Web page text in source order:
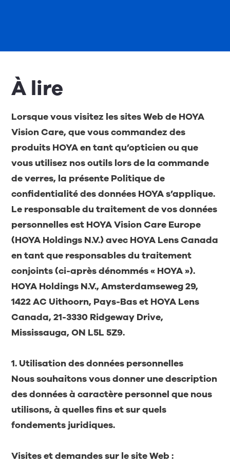
À lire
Lorsque vous visitez les sites Web de HOYA
Vision Care, que vous commandez des
produits HOYA en tant qu’opticien ou que
vous utilisez nos outils lors de la commande
de verres, la présente Politique de
confidentialité des données HOYA s’applique.
Le responsable du traitement de vos données
personnelles est HOYA Vision Care Europe
(HOYA Holdings N.V.) avec HOYA Lens Canada
en tant que responsables du traitement
conjoints (ci-après dénommés « HOYA »).
HOYA Holdings N.V., Amsterdamseweg 29,
1422 AC Uithoorn, Pays-Bas et HOYA Lens
Canada, 21-3330 Ridgeway Drive,
Mississauga, ON L5L 5Z9.
1. Utilisation des données personnelles
Nous souhaitons vous donner une description
des données à caractère personnel que nous
utilisons, à quelles fins et sur quels
fondements juridiques.
Visites et demandes sur le site Web :